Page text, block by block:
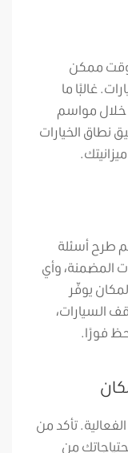
وقت ممكن
غالبًا ما
خلال مواسم
نطاق الخيارات
طرح أسئلة
المضمنة، وأي
يوفّر
السيارات،
فورًا.
تأكد من
من